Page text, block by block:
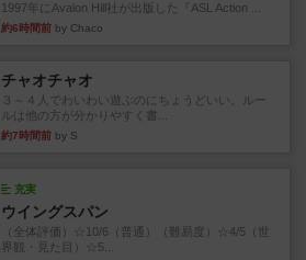
1997年にAvalon Hill社が出版した『ASL Action ...
約6時間前 by Chaco
チャオチャオ
３～４人でわいわい遊ぶのにちょうどいい。ルー
ルは他の方が分かりやすく書...
約7時間前 by S
充実
ウイングスパン
（全体評価）☆10/6（普通）（難易度）☆4/5（世
界観・見た目）☆5...